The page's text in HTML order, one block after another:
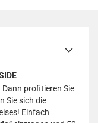
Dann profitieren Sie
Sie sich die
Einfach